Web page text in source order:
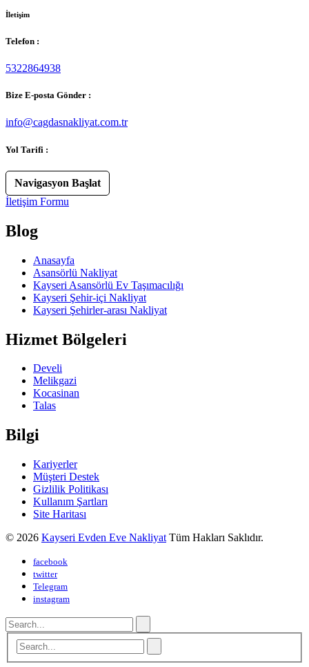
İletişim
Telefon :
5322864938
Bize E-posta Gönder :
info@cagdasnakliyat.com.tr
Yol Tarifi :
Navigasyon Başlat
İletişim Formu
Blog
Anasayfa
Asansörlü Nakliyat
Kayseri Asansörlü Ev Taşımacılığı
Kayseri Şehir-içi Nakliyat
Kayseri Şehirler-arası Nakliyat
Hizmet Bölgeleri
Develi
Melikgazi
Kocasinan
Talas
Bilgi
Kariyerler
Müşteri Destek
Gizlilik Politikası
Kullanım Şartları
Site Haritası
© 2026 Kayseri Evden Eve Nakliyat Tüm Hakları Saklıdır.
facebook
twitter
Telegram
instagram